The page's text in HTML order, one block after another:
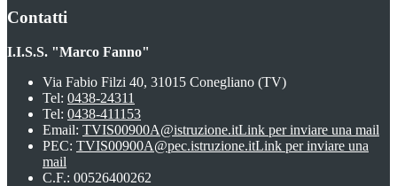
Contatti
I.I.S.S. "Marco Fanno"
Via Fabio Filzi 40, 31015 Conegliano (TV)
Tel: 0438-24311
Tel: 0438-411153
Email: TVIS00900A@istruzione.itLink per inviare una mail
PEC: TVIS00900A@pec.istruzione.itLink per inviare una
mail
C.F.: 00526400262